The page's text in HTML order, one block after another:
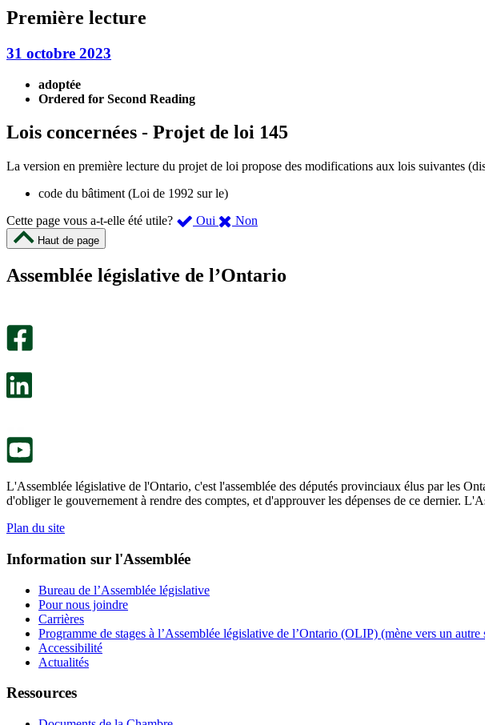
Première lecture
31 octobre 2023
adoptée
Ordered for Second Reading
Lois concernées - Projet de loi 145
La version en première lecture du projet de loi propose des modifications aux lois suivantes
code du bâtiment (Loi de 1992 sur le)
Cette page vous a-t-elle été utile?
Oui ,
été
Non
m’a
Haut de page
Assemblée législative de l’Ontario
L'Assemblée législative de l'Ontario, c'est l'assemblée des députés provinciaux élus par les
d'obliger le gouvernement à rendre des comptes, et d'approuver les dépenses de ce dernier.
Plan du site
Information sur l'Assemblée
Bureau de l’Assemblée législative
Pour nous joindre
Carrières
Programme de stages à l’Assemblée législative de l’Ontario (OLIP) (mène vers un
Accessibilité
Actualités
Ressources